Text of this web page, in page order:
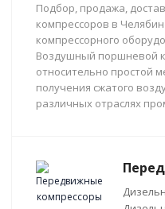
Подбор, продажа,
компрессоров в
компрессорного
Воздушный поршневой
относительно простой
получения сжатого
различных отраслях